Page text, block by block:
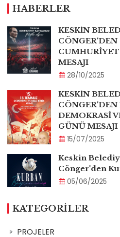
HABERLER
KESKİN
CÖNGER'DEN
MESAJI
28/10/2025
KESKİN
DEMOKRASİ
GÜNÜ MESAJI
15/07/2025
Keskin
Cönger'den
05/06/2025
KATEGORİLER
PROJELER